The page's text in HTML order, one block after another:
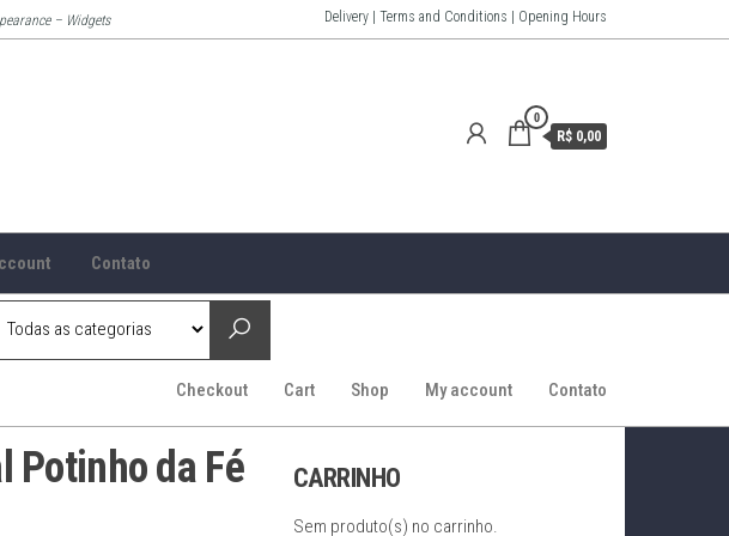
– Widgets Delivery | Terms and Conditions | Opening Hours
0
R$ 0,00
Contato
Checkout Cart Shop My account Contato
Potinho da Fé
CARRINHO
Sem produto(s) no carrinho.